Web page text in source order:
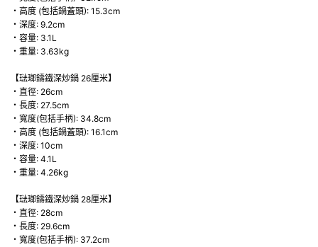
・高度 (包括鍋蓋頭): 15.3cm
・深度: 9.2cm
・容量: 3.1L
・重量: 3.63kg
【琺瑯鑄鐵深炒鍋 26厘米】
・直徑: 26cm
・長度: 27.5cm
・寬度(包括手柄): 34.8cm
・高度 (包括鍋蓋頭): 16.1cm
・深度: 10cm
・容量: 4.1L
・重量: 4.26kg
【琺瑯鑄鐵深炒鍋 28厘米】
・直徑: 28cm
・長度: 29.6cm
・寬度(包括手柄): 37.2cm